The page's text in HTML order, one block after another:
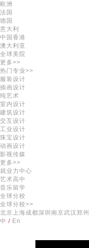
欧洲
法国
德国
意大利
中国香港
澳大利亚
全球美院
更多>>
热门专业>>
服装设计
插画设计
纯艺术
室内设计
建筑设计
交互设计
工业设计
珠宝设计
动画设计
影视传媒
更多>>
就业力中心
艺术高中
音乐留学
全球分校
全球分校>>
北京 上海成都深圳 南京武汉 郑州
中 / En